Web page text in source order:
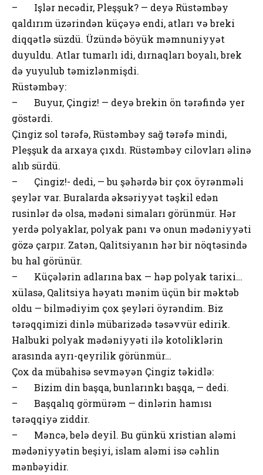
– Işlər necədir, Pleşşuk? — deyə Rüstəmbəy
qaldırım üzərindən küçəyə endi, atları və breki
diqqətlə süzdü. Üzündə böyük məmnuniyyət
duyuldu. Atlar tumarlı idi, dırnaqları boyalı, brek
də yuyulub təmizlənmişdi.
Rüstəmbəy:
– Buyur, Çingiz! — deyə brekin ön tərəfində yer
göstərdi.
Çingiz sol tərəfə, Rüstəmbəy sağ tərəfə mindi,
Pleşşuk da arxaya çıxdı. Rüstəmbəy cilovları əlinə
alıb sürdü.
– Çingiz!- dedi, — bu şəhərdə bir çox öyrənməli
şeylər var. Buralarda əksəriyyət təşkil edən
rusinlər də olsa, mədəni simaları görünmür. Hər
yerdə polyaklar, polyak panı və onun mədəniyyəti
gözə çarpır. Zatən, Qalitsiyanın hər bir nöqtəsində
bu hal görünür.
– Küçələrin adlarına bax — həp polyak tarixi…
xülasə, Qalitsiya həyatı mənim üçün bir məktəb
oldu — bilmədiyim çox şeyləri öyrəndim. Biz
tərəqqimizi dinlə mübarizədə təsəvvür edirik.
Halbuki polyak mədəniyyəti ilə kotoliklərin
arasında ayrı-qeyrilik görünmür…
Çox da mübahisə sevməyən Çingiz təkidlə:
– Bizim din başqa, bunlarınkı başqa, — dedi.
– Başqalıq görmürəm — dinlərin hamısı
tərəqqiyə ziddir.
– Məncə, belə deyil. Bu günkü xristian aləmi
mədəniyyətin beşiyi, islam aləmi isə cəhlin
mənbəyidir.